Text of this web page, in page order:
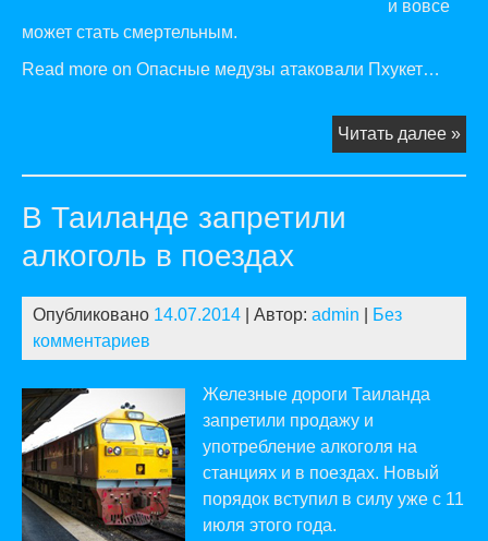
и вовсе
может стать смертельным.
Read more on Опасные медузы атаковали Пхукет…
Читать далее »
В Таиланде запретили
алкоголь в поездах
Опубликовано 14.07.2014 | Автор: admin
Без
комментариев
Железные дороги Таиланда
запретили продажу и
употребление алкоголя на
станциях и в поездах. Новый
порядок вступил в силу уже с 11
июля этого года.